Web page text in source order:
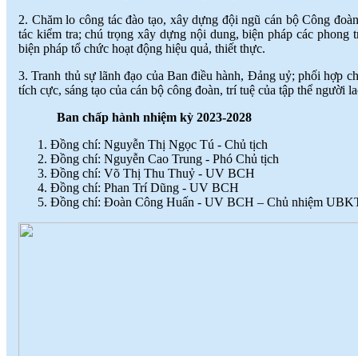
2. Chăm lo công tác đào tạo, xây dựng đội ngũ cán bộ Công
tác kiểm tra; chú trọng xây dựng nội dung, biện pháp các
biện pháp tổ chức hoạt động hiệu quả, thiết thực.
3. Tranh thủ sự lãnh đạo của Ban điều hành, Đảng uỷ; phối hợp
tích cực, sáng tạo của cán bộ công đoàn, trí tuệ của tập thể người
Ban chấp hành nhiệm kỳ 2023-2028
Đồng chí: Nguyễn Thị Ngọc Tú - Chủ tịch
Đồng chí: Nguyễn Cao Trung - Phó Chủ tịch
Đồng chí: Võ Thị Thu Thuỷ - UV BCH
Đồng chí: Phan Trí Dũng - UV BCH
Đồng chí: Đoàn Công Huấn - UV BCH – Chủ nhiệm